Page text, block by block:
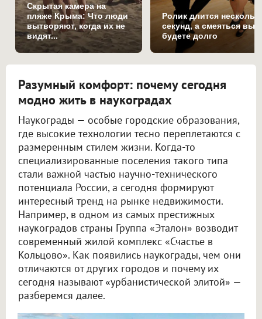
Скрытая камера на
пляже Крыма: Что люди
вытворяют, когда их не
видят...
Ролик длится
секунд, а смеяться вы
будете долго
Разумный комфорт: почему сегодня
модно жить в наукоградах
Наукограды — особые городские образования,
где высокие технологии тесно переплетаются с
размеренным стилем жизни. Когда-то
специализированные поселения такого типа
стали важной частью научно-технического
потенциала России, а сегодня формируют
интересный тренд на рынке недвижимости.
Например, в одном из самых престижных
наукоградов страны Группа «Эталон» возводит
современный жилой комплекс «Счастье в
Кольцово». Как появились наукограды, чем они
отличаются от других городов и почему их
сегодня называют «урбанистической элитой» —
разберемся далее.